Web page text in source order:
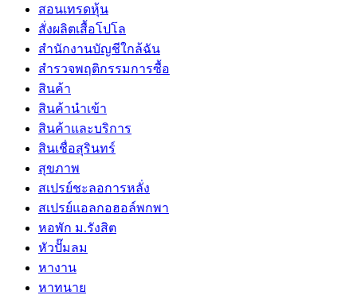
สอนเทรดหุ้น
สั่งผลิตเสื้อโปโล
สำนักงานบัญชีใกล้ฉัน
สำรวจพฤติกรรมการซื้อ
สินค้า
สินค้านำเข้า
สินค้าและบริการ
สินเชื่อสุรินทร์
สุขภาพ
สเปรย์ชะลอการหลั่ง
สเปรย์แอลกอฮอล์พกพา
หอพัก ม.รังสิต
หัวปั๊มลม
หางาน
หาทนาย